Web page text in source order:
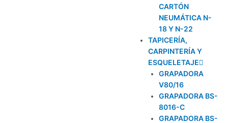
CARTÓN
NEUMÁTICA N-
18 Y N-22
TAPICERÍA,
CARPINTERÍA Y
ESQUELETAJE
GRAPADORA
V80/16
GRAPADORA BS-
8016-C
GRAPADORA BS-